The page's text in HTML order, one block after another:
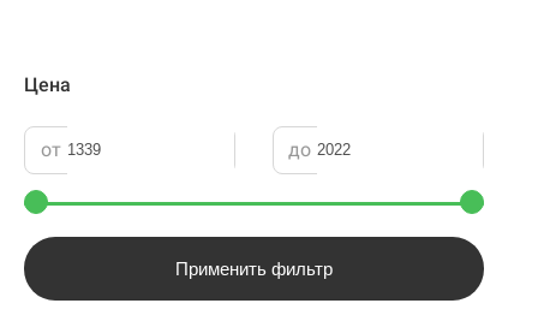
Цена
от до
Применить фильтр